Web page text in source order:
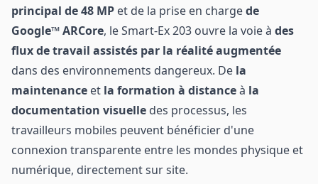
principal de 48 MP et de la prise en chargede
Google™ ARCore, le Smart-Ex 203 ouvre la voie à des
flux de travail assistés par la réalité augmentée
dans des environnements dangereux. De la
maintenance et la formation à distanceà la
documentation visuelle des processus, les
travailleurs mobiles peuvent bénéficier d'une
connexion transparente entre les mondes physique et
numérique, directement sur site.